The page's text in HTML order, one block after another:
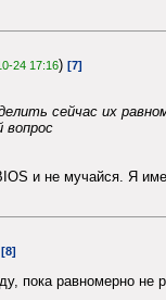
24 17:16) [7]
сейчас их
вопрос
и не мучайся. Я
[8]
пока равномерно не